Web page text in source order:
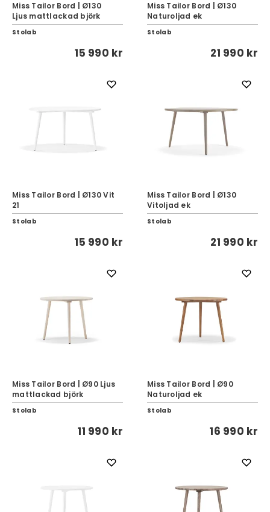
Miss Tailor Bord | Ø130
Ljus mattlackad björk
Stolab
15 990 kr
Miss Tailor Bord | Ø130
Naturoljad ek
Stolab
21 990 kr
Miss Tailor Bord | Ø130 Vit
21
Stolab
15 990 kr
Miss Tailor Bord | Ø130
Vitoljad ek
Stolab
21 990 kr
Miss Tailor Bord | Ø90 Ljus
mattlackad björk
Stolab
11 990 kr
Miss Tailor Bord | Ø90
Naturoljad ek
Stolab
16 990 kr